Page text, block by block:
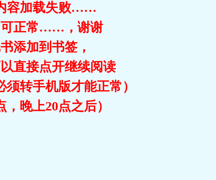
容加载失败……
可正常……，谢谢
添加到书签，
直接点开继续阅读
须转手机版才能正常）
，晚上20点之后）